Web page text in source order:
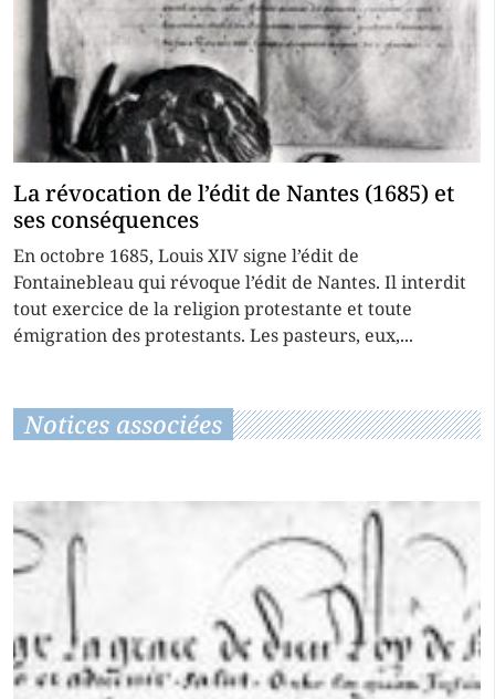
La révocation de l’édit de Nantes (1685) et
ses conséquences
En octobre 1685, Louis XIV signe l’édit de
Fontainebleau qui révoque l’édit de Nantes. Il interdit
tout exercice de la religion protestante et toute
émigration des protestants. Les pasteurs, eux,...
Notices associées